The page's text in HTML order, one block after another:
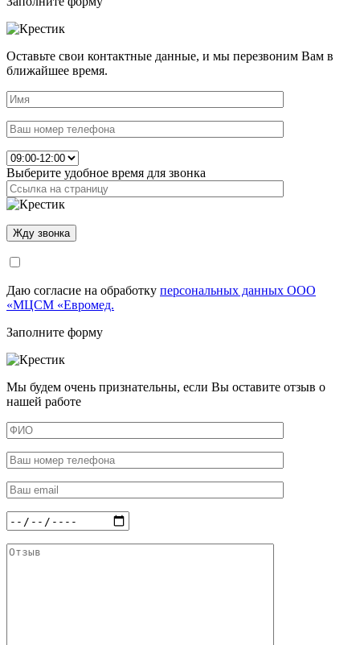
Оставьте свои контактные данные, и мы перезвоним Вам в
ближайшее время.
Выберите удобное время для звонка
Даю согласие на обработку персональных данных ООО
«МЦСМ «Евромед.
Заполните форму
Мы будем очень признательны, если Вы оставите отзыв о
нашей работе